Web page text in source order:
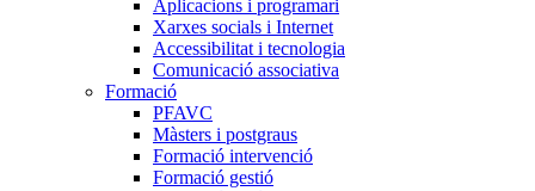
Aplicacions i programari
Xarxes socials i Internet
Accessibilitat i tecnologia
Comunicació associativa
Formació
PFAVC
Màsters i postgraus
Formació intervenció
Formació gestió